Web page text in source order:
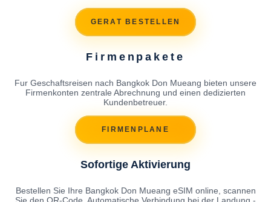
GERAT BESTELLEN
Firmenpakete
Fur Geschaftsreisen nach Bangkok Don Mueang bieten unsere
Firmenkonten zentrale Abrechnung und einen dedizierten
Kundenbetreuer.
FIRMENPLANE
Sofortige Aktivierung
Bestellen Sie Ihre Bangkok Don Mueang eSIM online, scannen
Sie den QR-Code. Automatische Verbindung bei der Landung -